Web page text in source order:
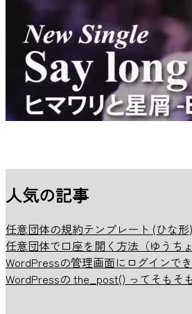
人気の記事
任意団体の規約テンプレート (ひな形)
任意団体で口座を開く方法（ゆうちょ
WordPressの管理画面にログインで
WordPressの the_post() ってそもそ